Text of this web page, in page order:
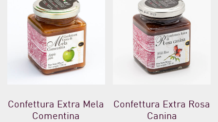
Confettura Extra Mela
Comentina
Confettura Extra Rosa
Canina